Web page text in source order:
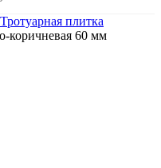
Тротуарная плитка
коричневая 60 мм